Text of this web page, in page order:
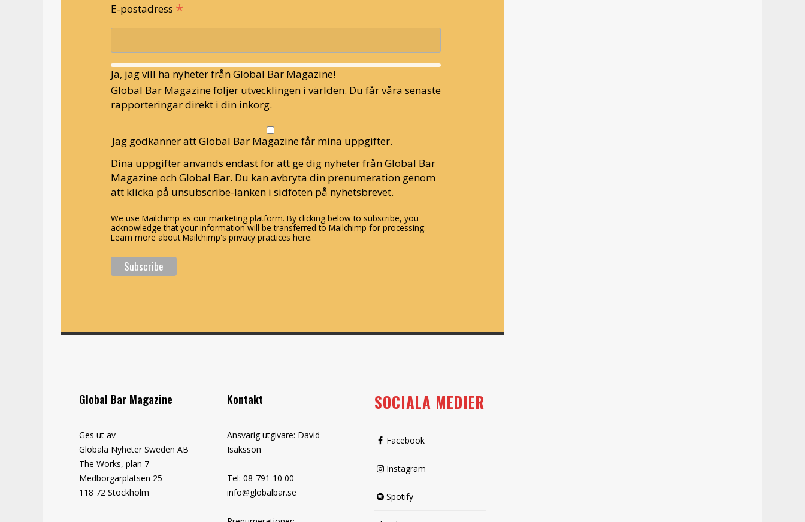
E-postadress *
Ja, jag vill ha nyheter från Global Bar Magazine!
Global Bar Magazine följer utvecklingen i världen. Du får våra senaste
rapporteringar direkt i din inkorg.
Jag godkänner att Global Bar Magazine får mina uppgifter.
Dina uppgifter används endast för att ge dig nyheter från Global Bar
Magazine och Global Bar. Du kan avbryta din prenumeration genom
att klicka på unsubscribe-länken i sidfoten på nyhetsbrevet.
We use Mailchimp as our marketing platform. By clicking below to subscribe, you
acknowledge that your information will be transferred to Mailchimp for processing.
Learn more about Mailchimp's privacy practices here.
Global Bar Magazine
Ges ut av
Globala Nyheter Sweden AB
The Works, plan 7
Medborgarplatsen 25
118 72 Stockholm
Kontakt
Ansvarig utgivare: David
Isaksson
Tel: 08-791 10 00
info@globalbar.se
SOCIALA MEDIER
Facebook
Instagram
Spotify